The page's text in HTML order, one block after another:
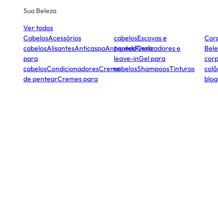
Sua Beleza
Ver todos
CabelosAcessórios
cabelosAlisantesAnticaspaAntiquedaCera
para
cabelosCondicionadoresCreme
de pentearCremes para
cabelosEscovas e
pentesFinalizadores e
leave-inGel para
cabelosShampoosTinturas